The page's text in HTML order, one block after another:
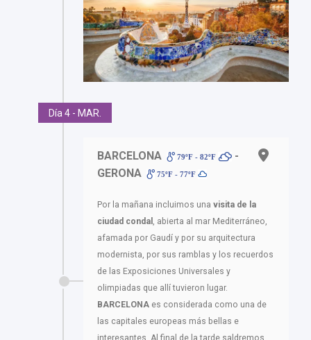
Día 4 - MAR.
BARCELONA 79ºF - 82ºF
-
GERONA
75ºF - 77ºF
Por la mañana incluimos una visita de la
ciudad condal
, abierta al mar Mediterráneo,
afamada por Gaudí y por su arquitectura
modernista, por sus ramblas y los recuerdos
de las Exposiciones Universales y
olimpiadas que allí tuvieron lugar.
BARCELONA es considerada como una de
las capitales europeas más bellas e
interesantes. Al final de la tarde saldremos